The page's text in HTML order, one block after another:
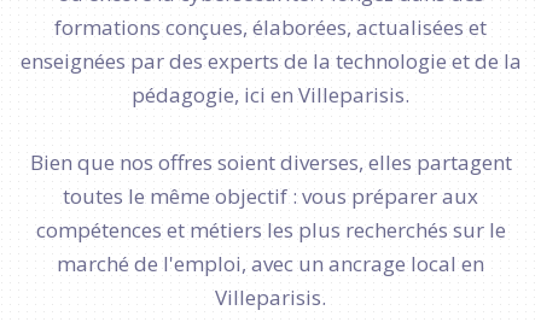
formations conçues, élaborées, actualisées et
enseignées par des experts de la technologie et de la
pédagogie, ici en Villeparisis.
Bien que nos offres soient diverses, elles partagent
toutes le même objectif : vous préparer aux
compétences et métiers les plus recherchés sur le
marché de l'emploi, avec un ancrage local en
Villeparisis.